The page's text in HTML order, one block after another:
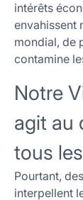
intérêts
envahissent
mondial, de
contamine
Notre
agit au
tous
Pourtant,
interpellent